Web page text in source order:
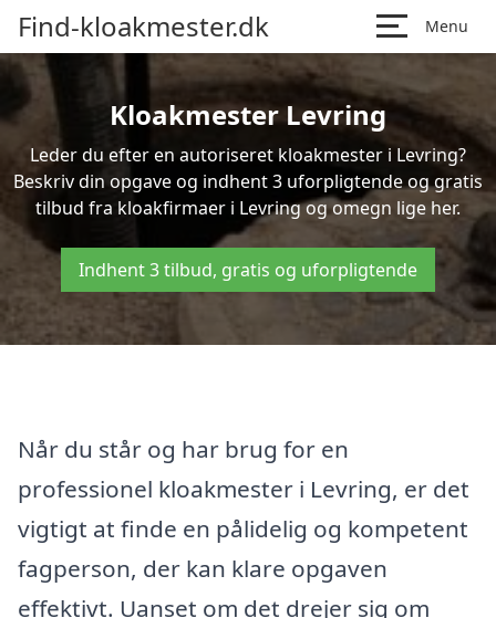
Find-kloakmester.dk Menu
Kloakmester Levring
Leder du efter en autoriseret kloakmester i Levring?
Beskriv din opgave og indhent 3 uforpligtende og gratis
tilbud fra kloakfirmaer i Levring og omegn lige her.
Indhent 3 tilbud, gratis og uforpligtende
Når du står og har brug for en
professionel kloakmester i Levring, er det
vigtigt at finde en pålidelig og kompetent
fagperson, der kan klare opgaven
effektivt. Uanset om det drejer sig om